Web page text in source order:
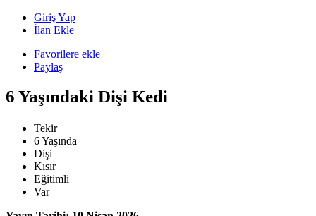
Giriş Yap
İlan Ekle
Favorilere ekle
Paylaş
6 Yaşındaki Dişi Kedi
Tekir
6 Yaşında
Dişi
Kısır
Eğitimli
Var